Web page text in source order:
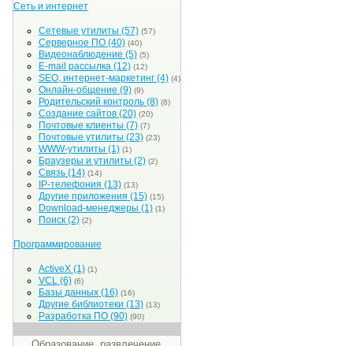
Сеть и интернет
Сетевые утилиты (57) (57)
Серверное ПО(40) (40)
Видеонаблюдение (5) (5)
E-mail рассылка(12) (12)
SEO, интернет-маркетинг(4) (4)
Онлайн-общение (9) (9)
Родительский контроль(8) (8)
Создание сайтов(20) (20)
Почтовые клиенты (7) (7)
Почтовые утилиты (23) (23)
WWW-утилиты (1) (1)
Браузеры и утилиты (2) (2)
Связь(14) (14)
IP-телефония (13) (13)
Другие приложения (15) (15)
Download-менеджеры (1) (1)
Поиск(2) (2)
Программирование
ActiveX(1) (1)
VCL(6) (6)
Базы данных(16) (16)
Другие библиотеки (13) (13)
Разработка ПО(90) (90)